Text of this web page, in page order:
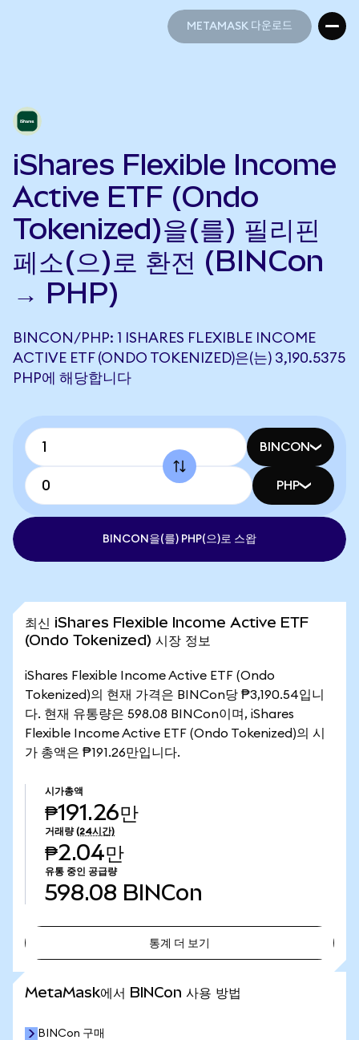
METAMASK 다운로드
iShares Flexible Income
Active ETF (Ondo
Tokenized)을(를) 필리핀
페소(으)로 환전 (BINCon
→ PHP)
BINCON/PHP: 1 ISHARES FLEXIBLE INCOME
ACTIVE ETF (ONDO TOKENIZED)은(는) 3,190.5375
PHP에 해당합니다
BINCON
PHP
BINCON을(를) PHP(으)로 스왑
최신 iShares Flexible Income Active ETF
(Ondo Tokenized) 시장 정보
iShares Flexible Income Active ETF (Ondo
Tokenized)의 현재 가격은 BINCon당 ₱3,190.54입니
다. 현재 유통량은 598.08 BINCon이며, iShares
Flexible Income Active ETF (Ondo Tokenized)의 시
가 총액은 ₱191.26만입니다.
시가총액
₱191.26만
거래량 (24시간)
₱2.04만
유통 중인 공급량
598.08 BINCon
통계 더 보기
MetaMask에서 BINCon 사용 방법
BINCon 구매